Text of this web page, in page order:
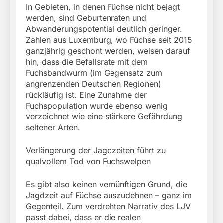
In Gebieten, in denen Füchse nicht bejagt
werden, sind Geburtenraten und
Abwanderungspotential deutlich geringer.
Zahlen aus Luxemburg, wo Füchse seit 2015
ganzjährig geschont werden, weisen darauf
hin, dass die Befallsrate mit dem
Fuchsbandwurm (im Gegensatz zum
angrenzenden Deutschen Regionen)
rückläufig ist. Eine Zunahme der
Fuchspopulation wurde ebenso wenig
verzeichnet wie eine stärkere Gefährdung
seltener Arten.
Verlängerung der Jagdzeiten führt zu
qualvollem Tod von Fuchswelpen
Es gibt also keinen vernünftigen Grund, die
Jagdzeit auf Füchse auszudehnen – ganz im
Gegenteil. Zum verdrehten Narrativ des LJV
passt dabei, dass er die realen